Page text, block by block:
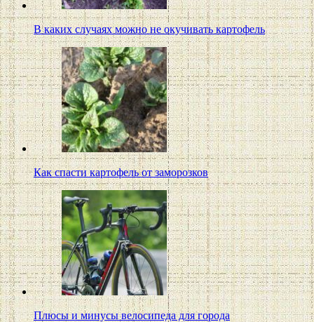
В каких случаях можно не окучивать картофель
Как спасти картофель от заморозков
Плюсы и минусы велосипеда для города